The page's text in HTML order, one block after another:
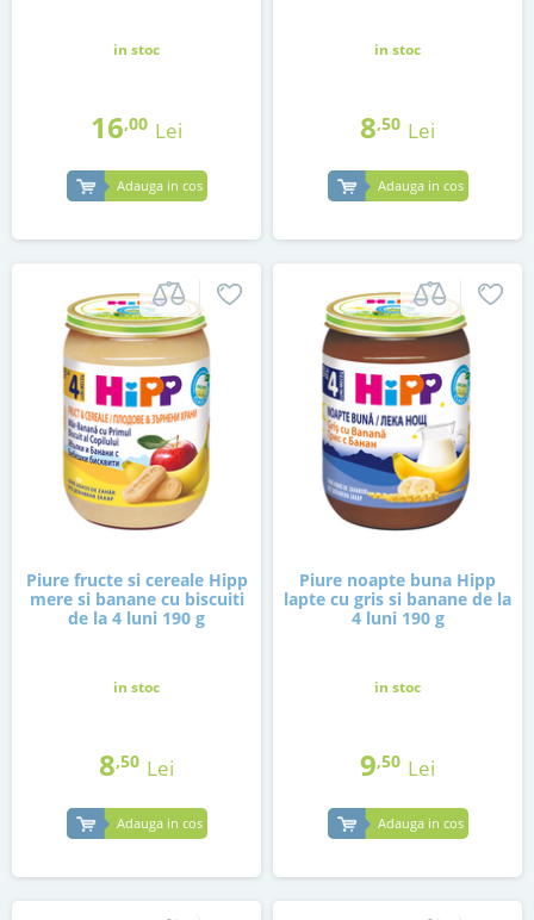
in stoc
16,00 Lei
Adauga in cos
in stoc
8,50 Lei
Adauga in cos
Piure fructe si cereale Hipp
mere si banane cu biscuiti
de la 4 luni 190 g
in stoc
8,50 Lei
Adauga in cos
Piure noapte buna Hipp
lapte cu gris si banane de la
4 luni 190 g
in stoc
9,50 Lei
Adauga in cos